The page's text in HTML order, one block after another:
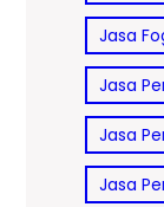
Jasa
Jasa
Jasa
Jasa